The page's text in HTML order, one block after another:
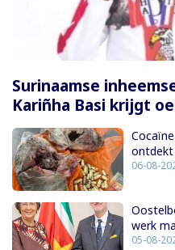
Surinaamse
Kariñha Basi krijgt
ontdekt
06-08-
werk
05-08-